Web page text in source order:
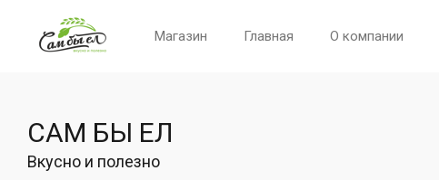
Магазин Главная О компании
САМ БЫ ЕЛ
Вкусно и полезно